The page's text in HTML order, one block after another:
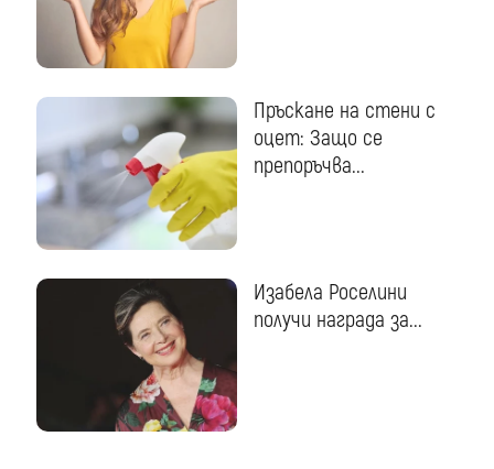
Пръскане на стени с
оцет: Защо се
препоръчва...
Изабела Роселини
получи награда за...